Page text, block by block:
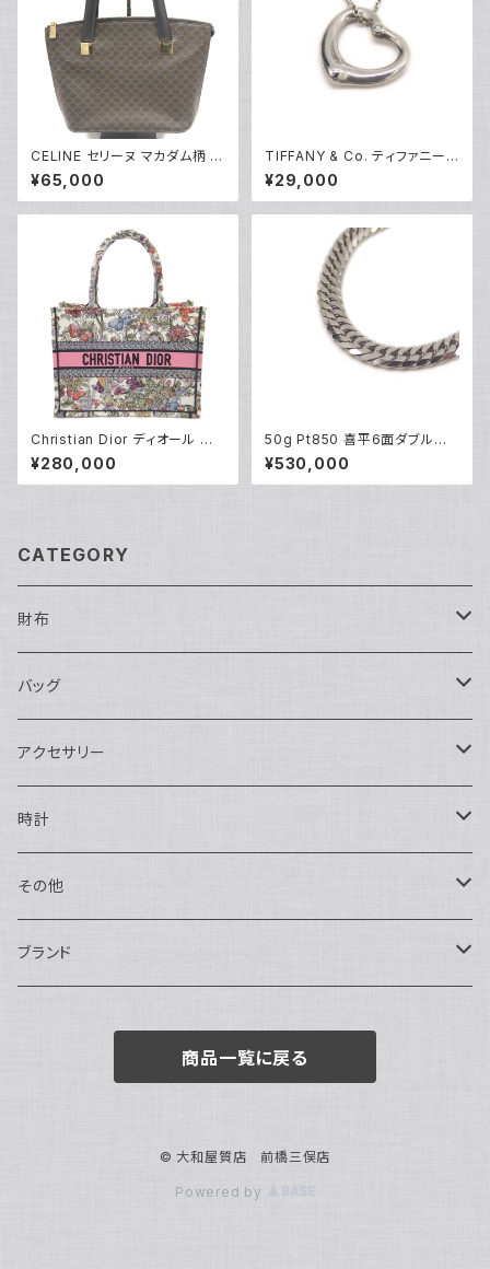
CELINE セリーヌ マカダム柄 ト
ートバッグ MC97/2 Y05228
¥65,000
TIFFANY & Co. ティファニー
エレサペレッティ オープンハー
ト 1Pダイヤ ペンダント ネックレ
ス シルバー925 アズキチェーン
¥29,000
Christian Dior ディオール ブッ
クトート バッグ ミディアム ハン
ドバッグ メキシコミレフィオリ M
1296ZEBJ Y05232
¥280,000
50g Pt850 喜平6面ダブルネッ
クレス プラチナ ネックレスチェ
ーン Y05262
¥530,000
CATEGORY
財布
長財布
二つ折り
バッグ
ショルダーバッグ・ボディバッグ
ハンドバッグ・ポーチ
トートバッグ
バックパック・リュックサック
ボストンバッグ
アクセサリー
ネックレス
指輪
ピアス・イヤリング
チャーム・キーホルダー
時計
アナログ・機械式
アナログ・クォーツ
その他
ペン・万年筆
ブランド
BOTTEGA VENETA
商品一覧に戻る
© 大和屋質店 前橋三俣店
Powered by